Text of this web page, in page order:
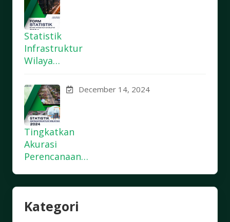
Statistik
Infrastruktur
Wilaya…
Tingkatkan
Akurasi
Perencanaan…
December 14, 2024
Kategori